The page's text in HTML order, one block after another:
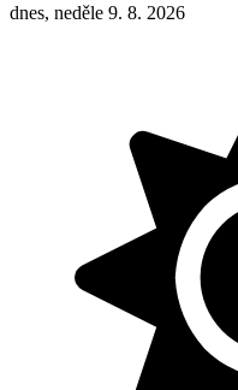
dnes, neděle 9. 8. 2026